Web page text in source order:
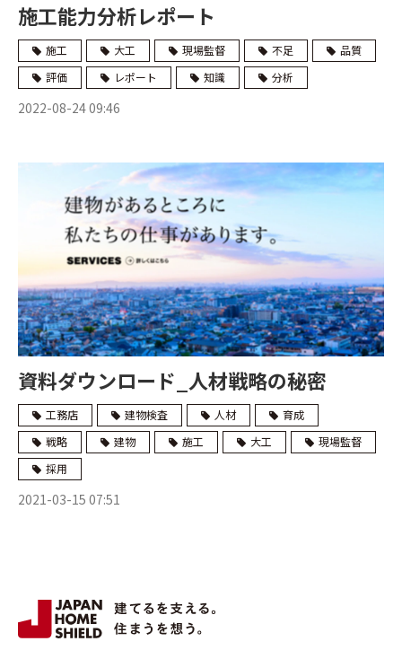
施工能力分析レポート
施工 大工 現場監督 不足
品質
評価
レポート 知識 分析
2022-08-24 09:46
資料ダウンロード_人材戦略の秘密
工務店 建物検査 人材
育成
戦略
建物 施工 大工
現場監督
採用
2021-03-15 07:51